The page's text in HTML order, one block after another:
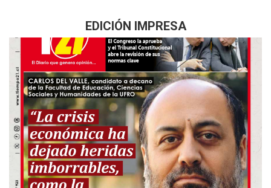
EDICIÓN IMPRESA